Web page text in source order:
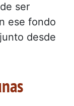
ser
ese fondo
desde